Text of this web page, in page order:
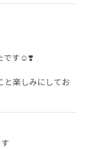
です☺️❣️
と楽しみにしてお